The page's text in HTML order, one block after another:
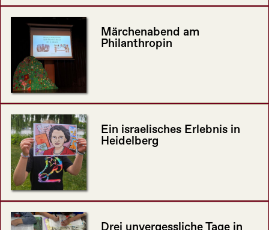
Märchenabend am
Philanthropin
Ein israelisches Erlebnis in
Heidelberg